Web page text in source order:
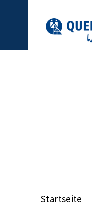
Startseite